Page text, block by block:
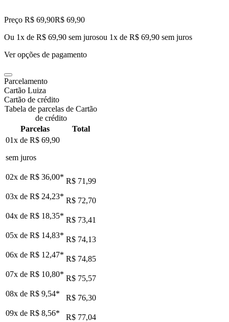
Preço R$ 69,90R$ 69,90
Ou 1x de R$ 69,90 sem jurosou 1x de R$ 69,90 sem juros
Ver opções de pagamento
Parcelamento
Cartão Luiza
Cartão de crédito
Tabela de parcelas de Cartão
de crédito
Parcelas
Total
01x de R$ 69,90
sem juros
02x de R$ 36,00* R$ 71,99
03x de R$ 24,23* R$ 72,70
04x de R$ 18,35* R$ 73,41
05x de R$ 14,83* R$ 74,13
06x de R$ 12,47* R$ 74,85
07x de R$ 10,80* R$ 75,57
08x de R$ 9,54*
R$ 76,30
09x de R$ 8,56*
R$ 77,04